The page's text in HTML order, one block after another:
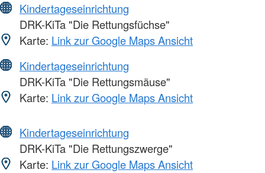
Kindertageseinrichtung
DRK-KiTa "Die Rettungsfüchse"
Karte: Link zur Google Maps Ansicht
Kindertageseinrichtung
DRK-KiTa "Die Rettungsmäuse"
Karte: Link zur Google Maps Ansicht
Kindertageseinrichtung
DRK-KiTa "Die Rettungszwerge"
Karte: Link zur Google Maps Ansicht